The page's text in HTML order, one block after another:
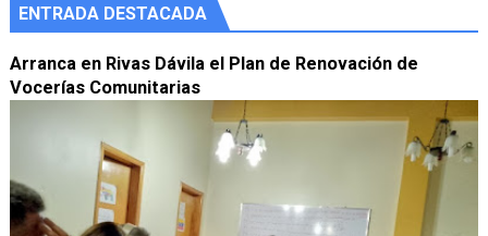
ENTRADA DESTACADA
Arranca en Rivas Dávila el Plan de Renovación de
Vocerías Comunitarias